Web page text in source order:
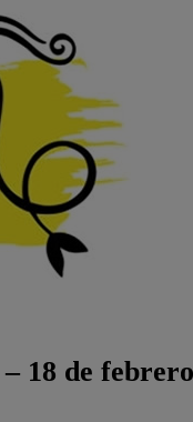
18 de